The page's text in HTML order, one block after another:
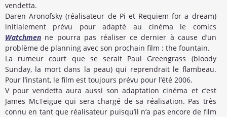
vendetta.
Daren Aronofsky (réalisateur de Pi et Requiem for a dream)
initialement prévu pour adapté au cinéma le comics
Watchmen ne pourra pas réaliser ce dernier à cause d’un
problème de planning avec son prochain film : the fountain.
La rumeur court que se serait Paul Greengrass (bloody
Sunday, la mort dans la peau) qui reprendrait le flambeau.
Pour l’instant, le film est toujours prévu pour l’été 2006.
V pour vendetta aura aussi son adaptation cinéma et c’est
James McTeigue qui sera chargé de sa réalisation. Pas très
connu en tant que réalisateur puisqu’il n’a pas encore de film